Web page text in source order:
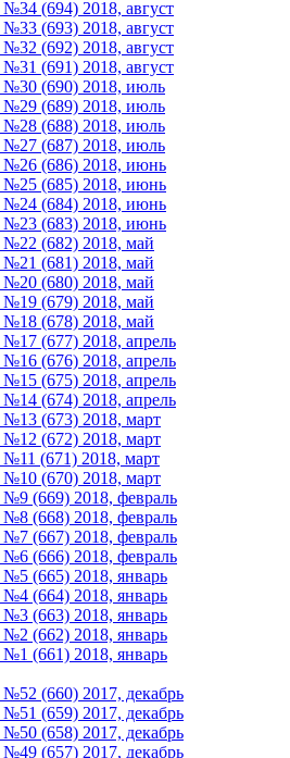
(694) 2018, август
(693) 2018, август
(692) 2018, август
(691) 2018, август
№30 (690) 2018, июль
№29 (689) 2018, июль
№28 (688) 2018, июль
№27 (687) 2018, июль
№26 (686) 2018, июнь
№25 (685) 2018, июнь
№24 (684) 2018, июнь
№23 (683) 2018, июнь
№22 (682) 2018, май
№21 (681) 2018, май
№20 (680) 2018, май
№19 (679) 2018, май
№18 (678) 2018, май
(677) 2018, апрель
(676) 2018, апрель
(675) 2018, апрель
(674) 2018, апрель
№13 (673) 2018, март
№12 (672) 2018, март
(671) 2018, март
№10 (670) 2018, март
(669) 2018, февраль
(668) 2018, февраль
(667) 2018, февраль
(666) 2018, февраль
(665) 2018, январь
(664) 2018, январь
(663) 2018, январь
(662) 2018, январь
(661) 2018, январь
(660) 2017, декабрь
(659) 2017, декабрь
(658) 2017, декабрь
(657) 2017, декабрь